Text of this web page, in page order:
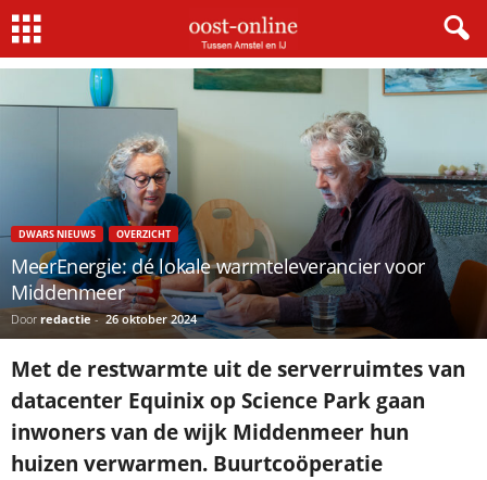
Home MeerEnergie: dé lokale warmteleverancier voor Middenmeer
DWARS NIEUWS OVERZICHT
MeerEnergie: dé lokale warmteleverancier voor
Middenmeer
Door redactie - 26 oktober 2024
Met de restwarmte uit de serverruimtes van
datacenter Equinix op Science Park gaan
inwoners van de wijk Middenmeer hun
huizen verwarmen. Buurtcoöperatie